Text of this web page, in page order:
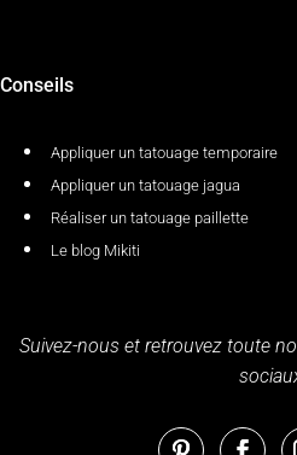
Conseils
Appliquer un tatouage temporaire
Appliquer un tatouage jagua
Réaliser un tatouage paillette
Le blog Mikiti
Suivez-nous et retrouvez toute